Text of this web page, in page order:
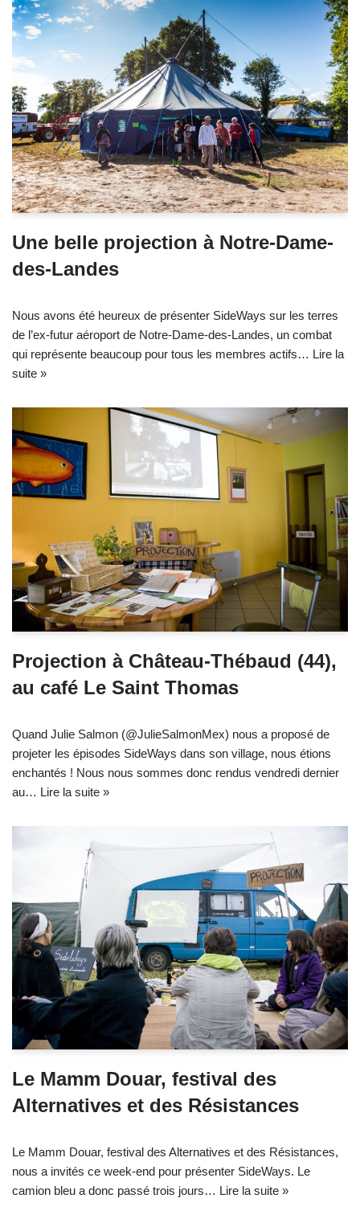
Une belle projection à Notre-Dame-
des-Landes
Nous avons été heureux de présenter SideWays sur les terres
de l’ex-futur aéroport de Notre-Dame-des-Landes, un combat
qui représente beaucoup pour tous les membres actifs… Lire la
suite »
Projection à Château-Thébaud (44),
au café Le Saint Thomas
Quand Julie Salmon (@JulieSalmonMex) nous a proposé de
projeter les épisodes SideWays dans son village, nous étions
enchantés ! Nous nous sommes donc rendus vendredi dernier
au… Lire la suite »
Le Mamm Douar, festival des
Alternatives et des Résistances
Le Mamm Douar, festival des Alternatives et des Résistances,
nous a invités ce week-end pour présenter SideWays. Le
camion bleu a donc passé trois jours… Lire la suite »